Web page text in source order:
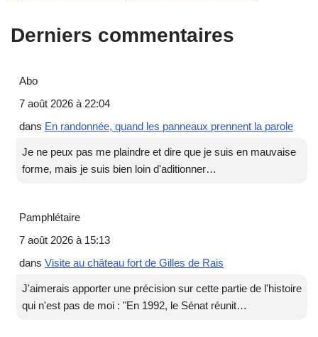
Derniers commentaires
Abo
7 août 2026 à 22:04
dans En randonnée, quand les panneaux prennent la parole
Je ne peux pas me plaindre et dire que je suis en mauvaise
forme, mais je suis bien loin d'aditionner…
Pamphlétaire
7 août 2026 à 15:13
dans Visite au château fort de Gilles de Rais
J'aimerais apporter une précision sur cette partie de l'histoire
qui n'est pas de moi : "En 1992, le Sénat réunit…